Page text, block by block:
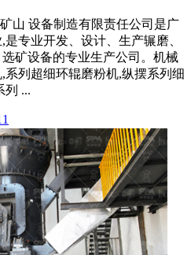
山 设备制造有限责任公司是广
专业开发、设计、生产辗磨、
矿设备的专业生产公司。机械
系列超细环辊磨粉机,纵摆系列细
列 ...